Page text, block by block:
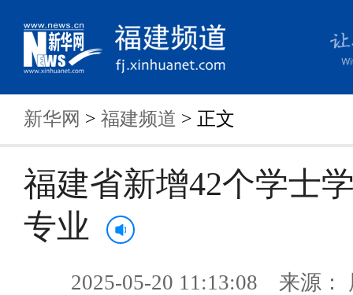
新华网 > 福建频道 > 正文
福建省新增42个学士
专业
2025-05-20 11:13:08 来源：